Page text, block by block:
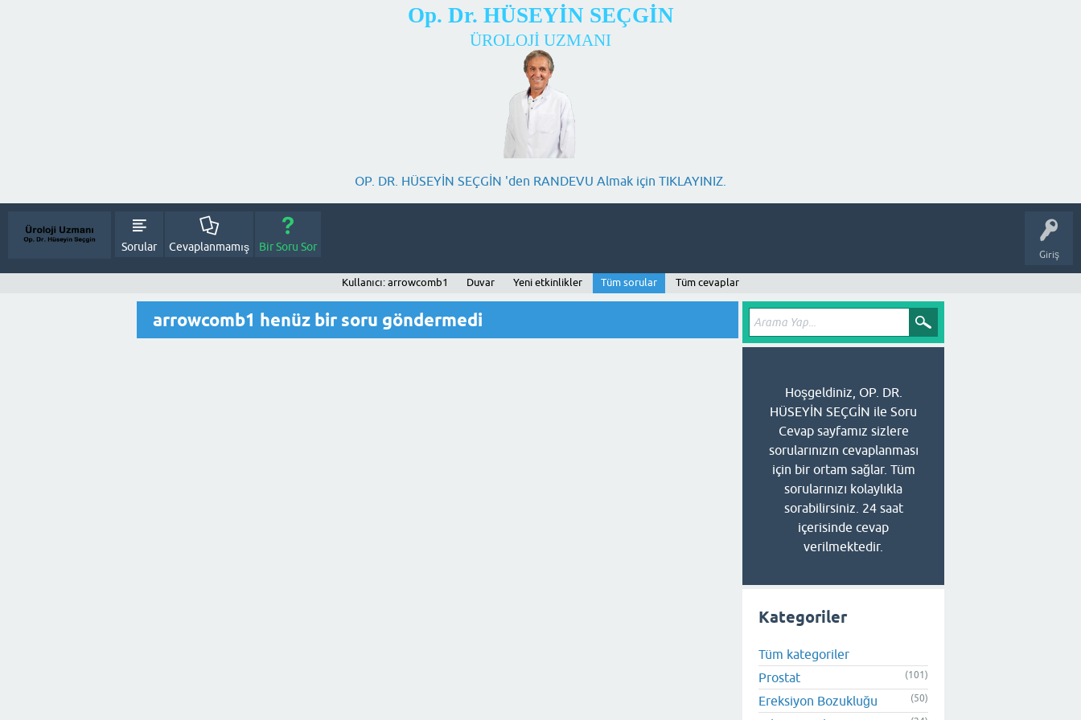
Op. Dr. HÜSEYİN SEÇGİN
ÜROLOJİ UZMANI
OP. DR. HÜSEYİN SEÇGİN 'den RANDEVU Almak için TIKLAYINIZ.
Giriş
Sorular Cevaplanmamış Bir Soru Sor
Kullanıcı: arrowcomb1 Duvar Yeni etkinlikler Tüm sorular Tüm cevaplar
arrowcomb1 henüz bir soru göndermedi
Hoşgeldiniz, OP. DR.
HÜSEYİN SEÇGİN ile Soru
Cevap sayfamız sizlere
sorularınızın cevaplanması
için bir ortam sağlar. Tüm
sorularınızı kolaylıkla
sorabilirsiniz. 24 saat
içerisinde cevap
verilmektedir.
Kategoriler
Tüm kategoriler
Prostat
(101)
Ereksiyon Bozukluğu (50)